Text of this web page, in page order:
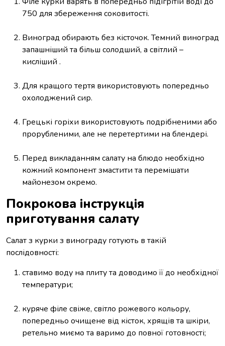
750 для збереження соковитості.
Виноград обирають без кісточок. Темний виноград
запашніший та більш солодший, а світлий –
кисліший .
Для кращого тертя використовують попередньо
охолоджений сир.
Грецькі горіхи використовують подрібненими або
прорубленими, але не перетертими на блендері.
Перед викладанням салату на блюдо необхідно
кожний компонент змастити та перемішати
майонезом окремо.
Покрокова інструкція
приготування салату
Салат з курки з винограду готують в такій
послідовності:
ставимо воду на плиту та доводимо її до необхідної
температури;
куряче філе свіже, світло рожевого кольору,
попередньо очищене від кісток, хрящів та шкіри,
ретельно миємо та варимо до повної готовності;